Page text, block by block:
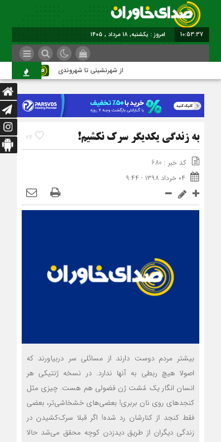
10:53:38 امروز : یکشنبه, ۱۸ مرداد , ۱۴۰۵
از شهرنشینی تا شهروندی
24 به زندگی یکدیگر‌ سرک نکشیم!
کد خبر : 680
۰۴ خرداد ۱۳۹۸ - ۹:۴۴
بیشتر مردم دوست دارند از مسائلی سر دربیاورند که
اصولا هیچ ربطی به آنها ندارد. در نسخه ژنتیکی هر
انسان انگار یک مُشت ژن فضولی هم هست. چیزی مثل
کنجدهای روی نان بربری! بعضی‌های خشخاشی‌تر، بعضی
فقط کنجد از کنارشان رد شده! اگر قبلا سرک‌کشیدن در
زندگی دیگران از طریق دیدزدن کوچه محقق می‌شد حالا